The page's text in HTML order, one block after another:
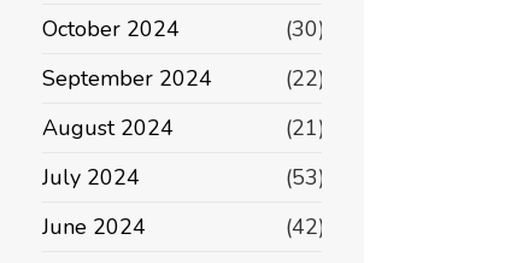
October 2024
(30)
September 2024
(22)
August 2024
(21)
July 2024
(53)
June 2024
(42)